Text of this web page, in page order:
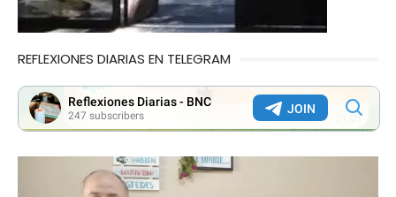
REFLEXIONES DIARIAS EN TELEGRAM